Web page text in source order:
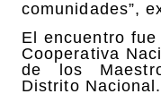
comunidades”,
El encuentro
Cooperativa
de los
Distrito Nacional.